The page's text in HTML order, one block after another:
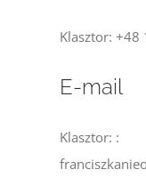
Klasztor: +48
E-mail
Klasztor: :